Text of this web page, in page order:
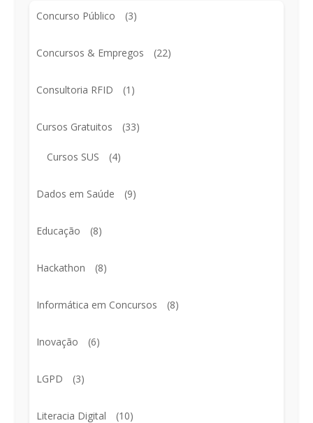
Concurso Público (3)
Concursos & Empregos (22)
Consultoria RFID (1)
Cursos Gratuitos (33)
Cursos SUS (4)
Dados em Saúde (9)
Educação (8)
Hackathon (8)
Informática em Concursos (8)
Inovação (6)
LGPD (3)
Literacia Digital (10)